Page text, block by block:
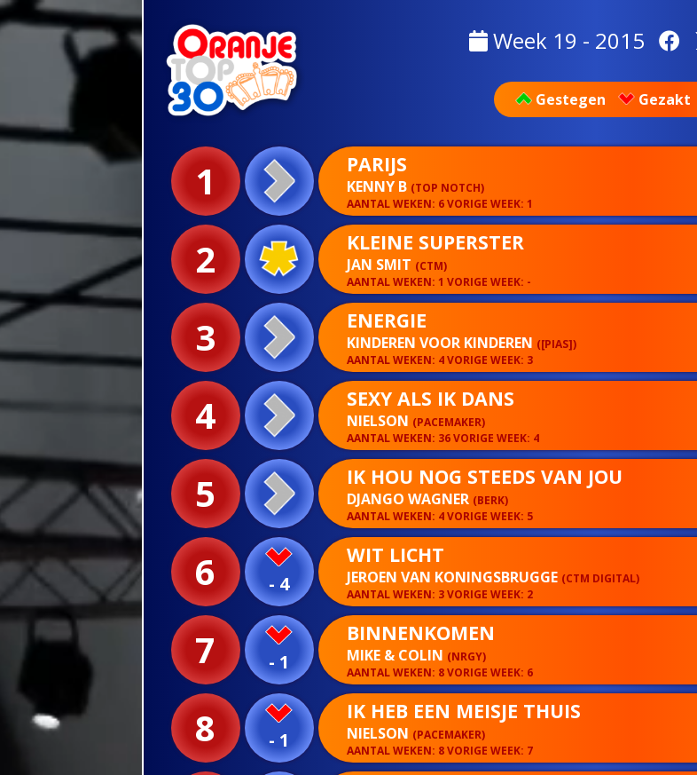
Week 19 - 2015
Gestegen Gezakt
1 PARIJS
KENNY B (TOP NOTCH)
AANTAL WEKEN: 6 VORIGE WEEK: 1
2 KLEINE SUPERSTER
JAN SMIT (CTM)
AANTAL WEKEN: 1 VORIGE WEEK: -
3 ENERGIE
KINDEREN VOOR KINDEREN ([PIAS])
AANTAL WEKEN: 4 VORIGE WEEK: 3
4 SEXY ALS IK DANS
NIELSON (PACEMAKER)
AANTAL WEKEN: 36 VORIGE WEEK: 4
5 IK HOU NOG STEEDS VAN JOU
DJANGO WAGNER (BERK)
AANTAL WEKEN: 4 VORIGE WEEK: 5
6 - 4
WIT LICHT
JEROEN VAN KONINGSBRUGGE (CTM DIGITAL)
AANTAL WEKEN: 3 VORIGE WEEK: 2
7 - 1
BINNENKOMEN
MIKE & COLIN (NRGY)
AANTAL WEKEN: 8 VORIGE WEEK: 6
8 - 1
IK HEB EEN MEISJE THUIS
NIELSON (PACEMAKER)
AANTAL WEKEN: 8 VORIGE WEEK: 7